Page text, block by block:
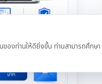
ของท่านให้ดียิ่งขึ้น ท่านสามารถศึกษา